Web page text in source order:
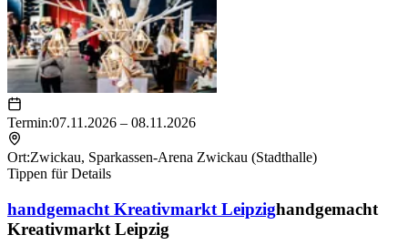
Termin:07.11.2026 – 08.11.2026
Ort:Zwickau, Sparkassen-Arena Zwickau (Stadthalle)
Tippen für Details
handgemacht Kreativmarkt Leipzighandgemacht
Kreativmarkt Leipzig